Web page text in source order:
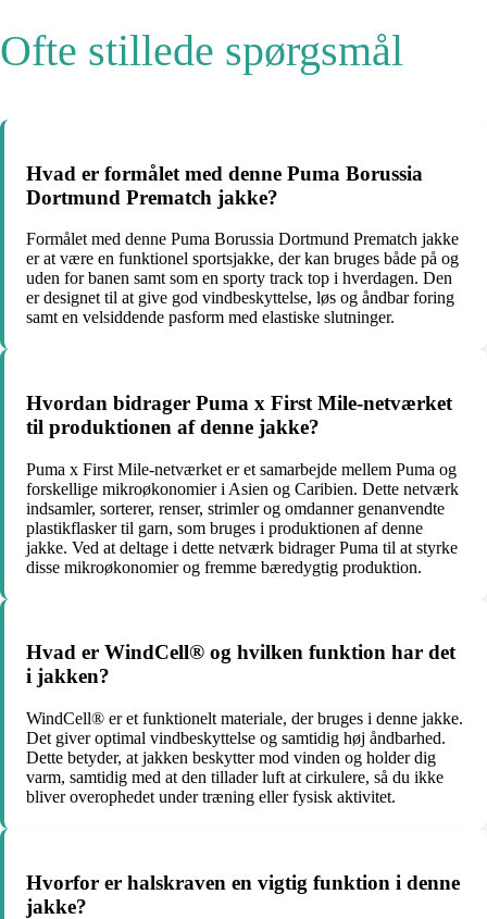
Ofte stillede spørgsmål
Hvad er formålet med denne Puma Borussia
Dortmund Prematch jakke?
Formålet med denne Puma Borussia Dortmund Prematch jakke
er at være en funktionel sportsjakke, der kan bruges både på og
uden for banen samt som en sporty track top i hverdagen. Den
er designet til at give god vindbeskyttelse, løs og åndbar foring
samt en velsiddende pasform med elastiske slutninger.
Hvordan bidrager Puma x First Mile-netværket
til produktionen af denne jakke?
Puma x First Mile-netværket er et samarbejde mellem Puma og
forskellige mikroøkonomier i Asien og Caribien. Dette netværk
indsamler, sorterer, renser, strimler og omdanner genanvendte
plastikflasker til garn, som bruges i produktionen af denne
jakke. Ved at deltage i dette netværk bidrager Puma til at styrke
disse mikroøkonomier og fremme bæredygtig produktion.
Hvad er WindCell® og hvilken funktion har det
i jakken?
WindCell® er et funktionelt materiale, der bruges i denne jakke.
Det giver optimal vindbeskyttelse og samtidig høj åndbarhed.
Dette betyder, at jakken beskytter mod vinden og holder dig
varm, samtidig med at den tillader luft at cirkulere, så du ikke
bliver overophedet under træning eller fysisk aktivitet.
Hvorfor er halskraven en vigtig funktion i denne
jakke?